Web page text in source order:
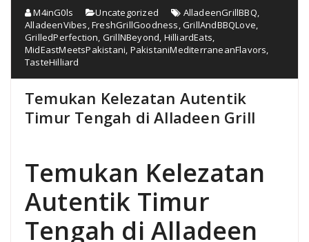
M4inG0ls Uncategorized AlladeenGrillBBQ
AlladeenVibes ,FreshGrillGoodness ,GrillAndBBQLove
GrilledPerfection GrillNBeyond HilliardEats
MidEastMeetsPakistani PakistaniMediterraneanFlavors
TasteHilliard
Temukan Kelezatan Autentik
Timur Tengah di Alladeen Grill
Temukan Kelezatan
Autentik Timur
Tengah di Alladeen